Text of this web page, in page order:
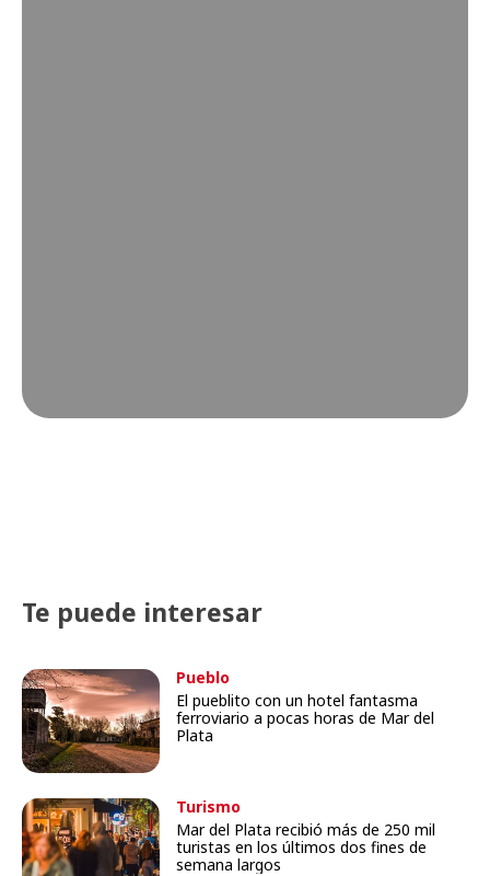
Te puede interesar
Pueblo
El pueblito con un hotel fantasma
ferroviario a pocas horas de Mar del
Plata
Turismo
Mar del Plata recibió más de 250 mil
turistas en los últimos dos fines de
semana largos